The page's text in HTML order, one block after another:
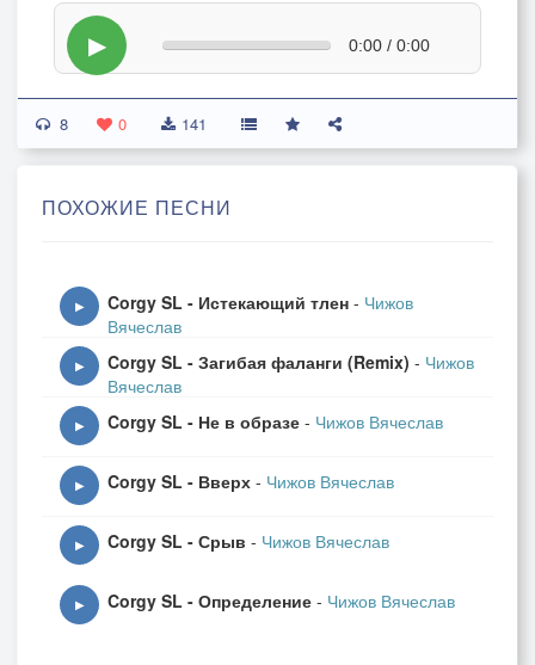
▶ 0:00 / 0:00
8 0 141
ПОХОЖИЕ ПЕСНИ
▶ Corgy SL - Истекающий тлен - Чижов
Вячеслав
▶ Corgy SL - Загибая фаланги (Remix) - Чижов
Вячеслав
▶ Corgy SL - Не в образе - Чижов Вячеслав
▶ Corgy SL - Вверх - Чижов Вячеслав
▶ Corgy SL - Срыв - Чижов Вячеслав
▶ Corgy SL - Определение - Чижов Вячеслав